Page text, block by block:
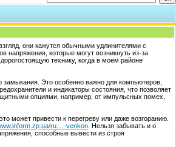
они кажутся обычными удлинителями с
напряжения, которые могут возникнуть из-за
технику, когда в моем районе
Это особенно важно для компьютеров,
и индикаторы состояния, что позволяет
опциями, например, от импульсных помех,
может привести к перегреву или даже возгоранию.
ru....-venkon . Нельзя забывать и о
способные вывести из строя